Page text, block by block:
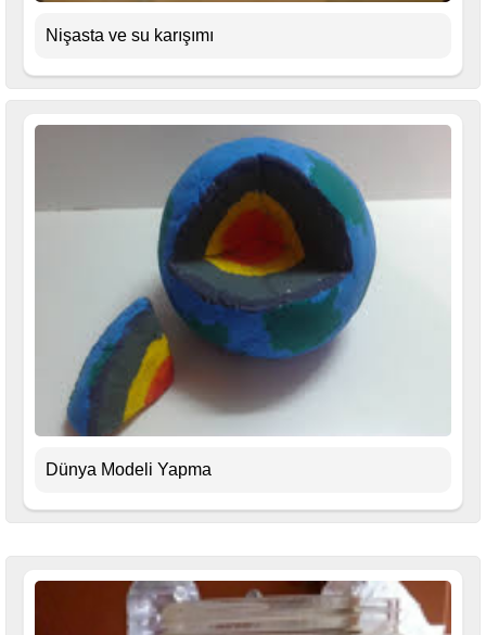
Nişasta ve su karışımı
Dünya Modeli Yapma